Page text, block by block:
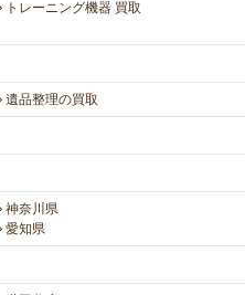
トレーニング機器 買取
遺品整理の買取
神奈川県
愛知県